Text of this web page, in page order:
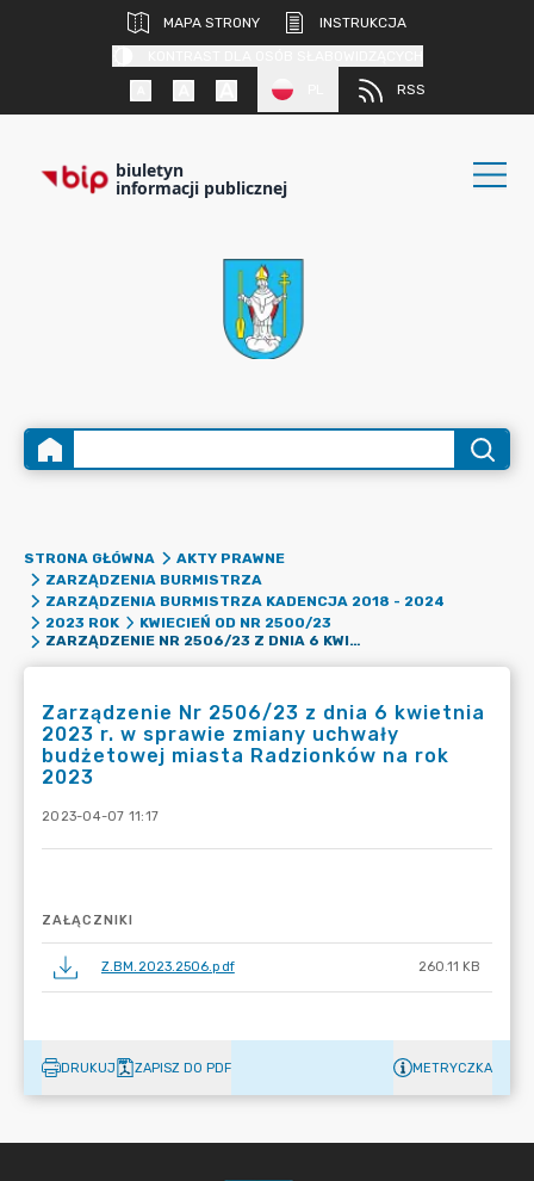
MAPA STRONY
INSTRUKCJA
RSS
biuletyn
informacji publicznej
STRONA GŁÓWNA
AKTY PRAWNE
ZARZĄDZENIA BURMISTRZA
ZARZĄDZENIA BURMISTRZA KADENCJA 2018 - 2024
2023 ROK
KWIECIEŃ OD NR 2500/23
ZARZĄDZENIE NR 2506/23 Z DNIA 6 KWIETNIA 2023 R. W SPRAWIE ZMIANY UCHWAŁY BUDŻETOWEJ MIASTA RADZIONKÓW NA ROK 2023
Zarządzenie Nr 2506/23 z dnia 6 kwietnia
2023 r. w sprawie zmiany uchwały
budżetowej miasta Radzionków na rok
2023
2023-04-07 11:17
ZAŁĄCZNIKI
Z.BM.2023.2506.pdf 260.11 KB
DRUKUJ ZAPISZ DO PDF METRYCZKA